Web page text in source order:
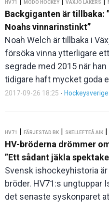
HV71 MODO HOCKEY VÄXJÖ LAKERS
Backgiganten är tillbaka:
Noahs vinnarinstinkt”
Noah Welch är tillbaka i
försöka vinna ytterligare
segrade med 2015 när
tidigare haft mycket goda
2017-09-26 18:25 - Hockeysverige
HV71 | FÄRJESTAD BK | SKELLEFTEÅ AIK |
HV-bröderna drömmer
”Ett sådant jäkla
Svensk ishockeyhistoria
bröder. HV71:s ungtuppar
det senaste syskonparet